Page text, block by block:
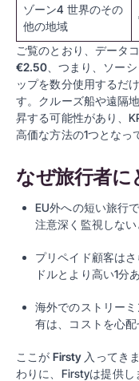
ゾーン4 世界のその
他の地域
ご覧のとおり、データ
€2.50、つまり、ソー
ップを数分使用するだ
す。クルーズ船や遠隔
昇する可能性があり、
高価な方法の1つとなっ
なぜ旅行者に
EU外への短い旅行
注意深く監視しない
プリペイド顧客は
ドルとより高い1分
海外でのストリー
有は、コストを心配
ここが Firsty 入ってき
わりに、Firstyは提供